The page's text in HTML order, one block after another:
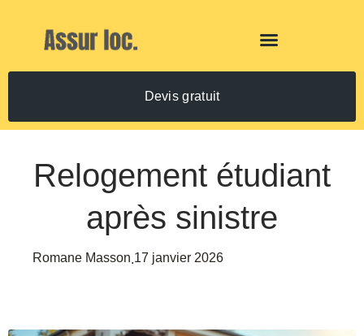
Devis gratuit
Relogement étudiant
après sinistre
Romane Masson.17 janvier 2026